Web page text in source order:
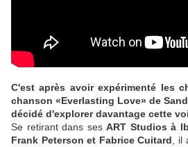
C'est après avoir expérimenté les
chanson «Everlasting Love» de
décidé d'explorer davantage cette
Se retirant dans ses ART Studios à
Frank Peterson et Fabrice Cuitard ,